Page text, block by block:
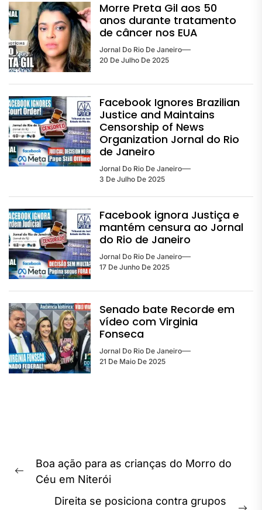
Morre Preta Gil aos 50
anos durante tratamento
de câncer nos EUA
Jornal Do Rio De Janeiro
20 De Julho De 2025
Facebook Ignores Brazilian
Justice and Maintains
Censorship of News
Organization Jornal do Rio
de Janeiro
Jornal Do Rio De Janeiro
3 De Julho De 2025
Facebook ignora Justiça e
mantém censura ao Jornal
do Rio de Janeiro
Jornal Do Rio De Janeiro
17 De Junho De 2025
Senado bate Recorde em
vídeo com Virginia
Fonseca
Jornal Do Rio De Janeiro
21 De Maio De 2025
Navegação
dePrevious
Boa ação para as crianças do Morro do
Céu em Niterói
Direita se posiciona contra grupos